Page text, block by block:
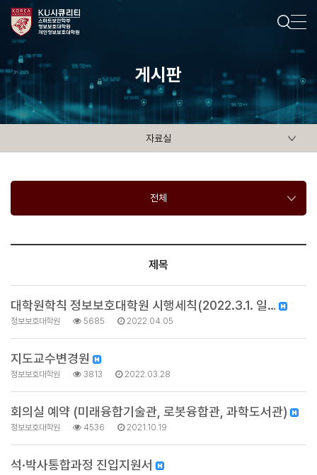
게시판
자료실
전체
제목
대학원학칙 정보보호대학원 시행세칙(2022.3.1. 일…
정보보호대학원 5685 2022.04.05
지도교수변경원
정보보호대학원 3813 2022.03.28
회의실 예약 (미래융합기술관, 로봇융합관, 과학도서관)
정보보호대학원 4536 2021.10.19
석·박사통합과정 진입지원서